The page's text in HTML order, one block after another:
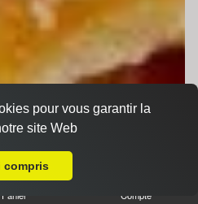
Panier Compte
pour vous garantir la
site Web
compris